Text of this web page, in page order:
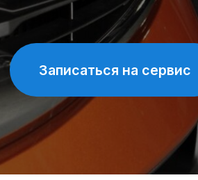
Спецпредложения на
техническое обслуживание